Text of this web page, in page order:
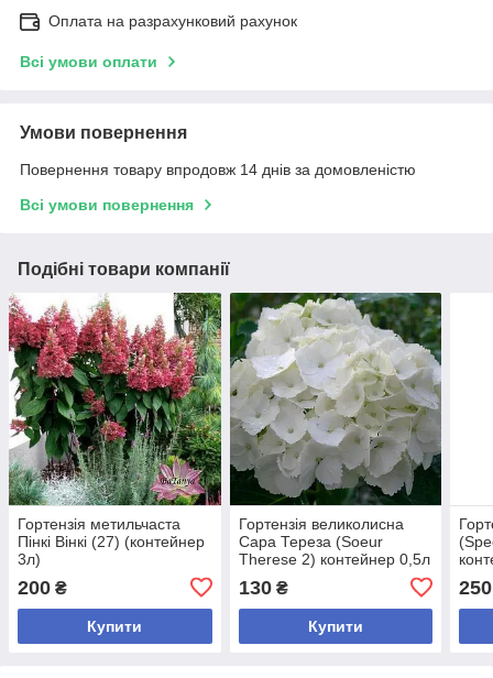
Оплата на разрахунковий рахунок
Всі умови оплати
Умови повернення
Повернення товару впродовж 14 днів за домовленістю
Всі умови повернення
Подібні товари компанії
Гортензія метильчаста
Пінкі Вінкі (27) (контейнер
3л)
200 ₴
Купити
Гортензія великолисна
Сара Тереза (Soeur
Therese 2) контейнер 0,5л
130₴
Купити
250